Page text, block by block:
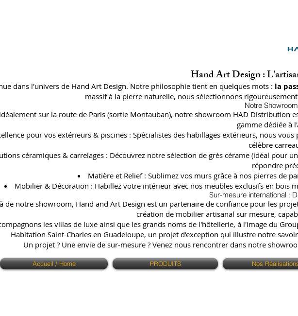
Hand Art Design :
dans l'univers de Hand Art Design. Notre philosophie tient en quelques mots : la
massif à la pierre naturelle, nous sélectionnons
Notre
sur la route de Paris (sortie Montauban), notre showroom HAD
gamme dédiée à
pour vos extérieurs & piscines : Spécialistes des habillages extérieurs, nous
célèbre
céramiques & carrelages : Découvrez notre sélection de grès cérame (idéal pour
répondre
Matière et Relief : Sublimez vos murs grâce à nos pierres de
Mobilier & Décoration : Habillez votre intérieur avec nos meubles exclusifs en bois
Sur-mesure international :
de notre showroom, Hand and Art Design est un partenaire de confiance pour les
création de mobilier artisanal sur mesure,
les villas de luxe ainsi que les grands noms de l'hôtellerie, à l'image du
Habitation Saint-Charles en Guadeloupe, un projet d'exception qui illustre notre
Un projet ? Une envie de sur-mesure ? Venez nous rencontrer dans notre
Accueil / Home PRODUITS Nos